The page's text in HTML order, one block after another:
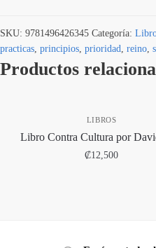
SKU: 9781496426345 Categoría:
practicas principios prioridad reino
Productos
LIBROS
Libro Contra Cultura por
₡12,500